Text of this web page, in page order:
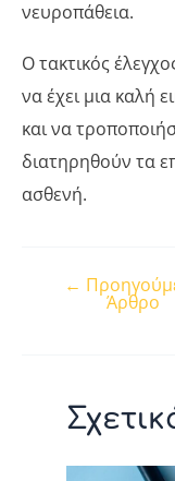
νευροπάθεια.
Ο τακτικός
να έχει μια καλή
και να
διατηρηθούν τα
ασθενή.
←
Άρθρο